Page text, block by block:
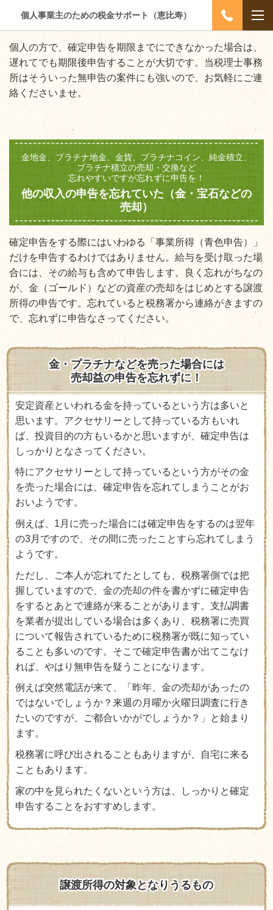
個人事業主のための税金サポート（恵比寿）
個人の方で、確定申告を期限までにできなかった場合は、
遅れてでも期限後申告することが大切です。当税理士事務
所はそういった無申告の案件にも強いので、お気軽にご連
絡くださいませ。
金地金、プラチナ地金、金貨、プラチナコイン、純金積立、
プラチナ積立の売却・交換など
忘れやすいですが忘れずに申告を！
他の収入の申告を忘れていた（金・宝石などの
売却）
確定申告をする際にはいわゆる「事業所得（青色申告）」
だけを申告するわけではありません。給与を受け取った場
合には、その給与も含めて申告します。良く忘れがちなの
が、金（ゴールド）などの資産の売却をはじめとする譲渡
所得の申告です。忘れていると税務署から連絡がきますの
で、忘れずに申告なさってください。
金・プラチナなどを売った場合には
売却益の申告を忘れずに！
安定資産といわれる金を持っているという方は多いと
思います。アクセサリーとして持っている方もいれ
ば、投資目的の方もいるかと思いますが、確定申告は
しっかりとなさってください。
特にアクセサリーとして持っているという方がその金
を売った場合には、確定申告を忘れてしまうことがお
おいようです。
例えば、1月に売った場合には確定申告をするのは翌年
の3月ですので、その間に売ったことすら忘れてしまう
ようです。
ただし、ご本人が忘れてたとしても、税務署側では把
握していますので、金の売却の件を書かずに確定申告
をするとあとで連絡が来ることがあります。支払調書
を業者が提出している場合は多くあり、税務署に売買
について報告されているために税務署が既に知ってい
ることも多いのです。そこで確定申告書が出てこなけ
れば、やはり無申告を疑うことになります。
例えば突然電話が来て、「昨年、金の売却があったの
ではないでしょうか？来週の月曜か火曜日調査に行き
たいのですが、ご都合いかがでしょうか？」と始まり
ます。
税務署に呼び出されることもありますが、自宅に来る
こともあります。
家の中を見られたくないという方は、しっかりと確定
申告することをおすすめします。
譲渡所得の対象となりうるもの